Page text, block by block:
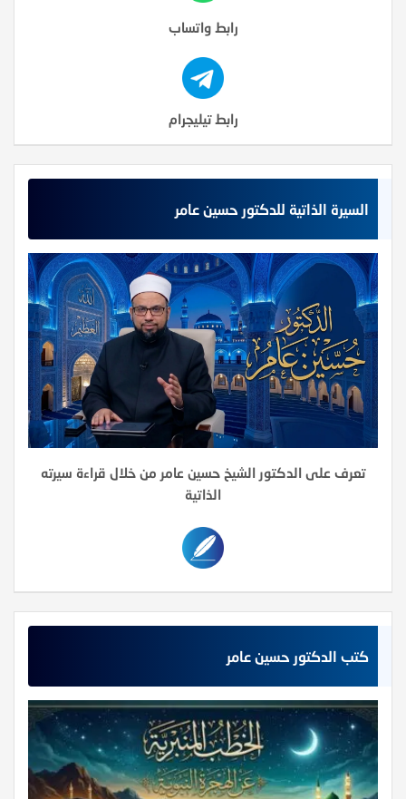
رابط واتساب
رابط تيليجرام
السيرة الذاتية للدكتور حسين عامر
تعرف على الدكتور الشيخ حسين عامر من خلال قراءة سيرته
الذاتية
كتب الدكتور حسين عامر